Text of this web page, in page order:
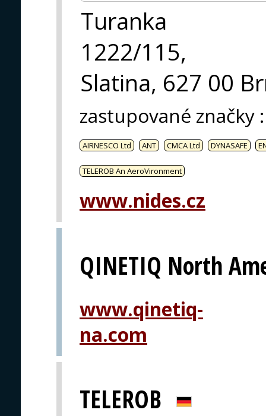
Turanka
1222/115,
Slatina, 627 00
zastupované značky :
AIRNESCO Ltd ANT CMCA Ltd DYNASAFE
TELEROB An AeroVironment
www.nides.cz
QINETIQ North
www.qinetiq-
na.com
TELEROB